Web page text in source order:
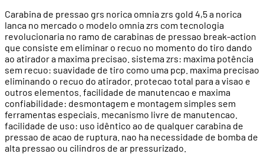
Carabina de pressao grs norica omnia zrs gold 4,5 a norica
lanca no mercado o modelo omnia zrs com tecnologia
revolucionaria no ramo de carabinas de pressao break-action
que consiste em eliminar o recuo no momento do tiro dando
ao atirador a maxima precisao. sistema zrs: maxima potência
sem recuo: suavidade de tiro como uma pcp. maxima precisao
eliminando o recuo do atirador. protecao total para a visao e
outros elementos. facilidade de manutencao e maxima
confiabilidade: desmontagem e montagem simples sem
ferramentas especiais. mecanismo livre de manutencao.
facilidade de uso: uso idêntico ao de qualquer carabina de
pressao de acao de ruptura. nao ha necessidade de bomba de
alta pressao ou cilindros de ar pressurizado.